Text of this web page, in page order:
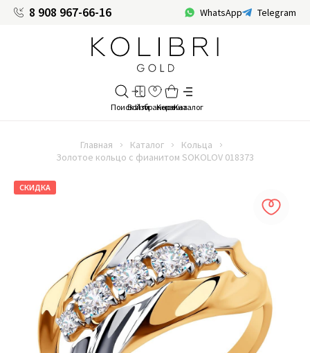
8 908 967-66-16 WhatsApp Telegram
Главная Каталог
Кольца
Золотое кольцо с фианитом SOKOLOV 018373
СКИДКА